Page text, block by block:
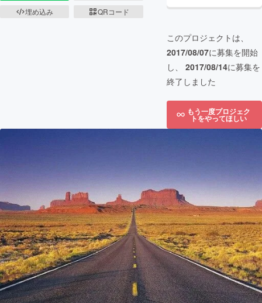
埋め込み
QRコード
このプロジェクトは、
2017/08/07に募集を開始
し、 2017/08/14に募集を
終了しました
もう一度プロジェク
トをやってほしい